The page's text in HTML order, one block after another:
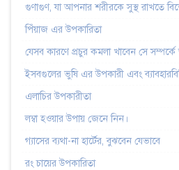
গুণাগুণ, যা আপনার শরীরকে সুস্থ রাখতে
পিঁয়াজ এর উপকারিতা
যেসব কারণে প্রচুর কমলা খাবেন সে
ইসবগুলের ভুষি এর উপকারী এবং
এলাচির উপকারীতা
লম্বা হওয়ার উপায় জেনে নিন।
গ্যাসের ব্যথা-না হার্টের, বুঝবেন যেভাবে
রং চায়ের উপকারিতা